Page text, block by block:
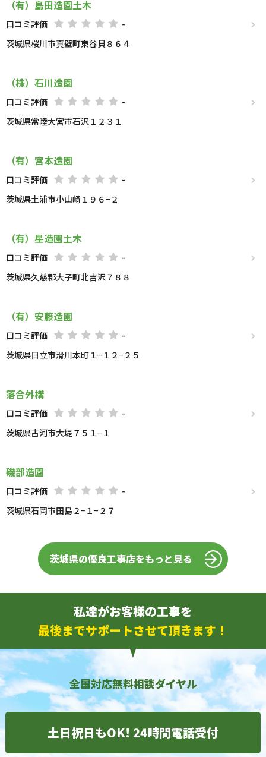
（有）島田造園土木
口コミ評価
-
茨城県桜川市真壁町東谷貝８６４
（株）石川造園
口コミ評価
-
茨城県常陸大宮市石沢１２３１
（有）宮本造園
口コミ評価
-
茨城県土浦市小山崎１９６−２
（有）星造園土木
口コミ評価
-
茨城県久慈郡大子町北吉沢７８８
（有）安藤造園
口コミ評価
-
茨城県日立市滑川本町１−１２−２５
落合外構
口コミ評価
-
茨城県古河市大堤７５１−１
磯部造園
口コミ評価
-
茨城県石岡市田島２−１−２７
茨城県の優良工事店をもっと見る
私達がお客様の工事を
最後までサポートさせて頂きます！
全国対応無料相談ダイヤル
土日祝日もOK! 24時間電話受付